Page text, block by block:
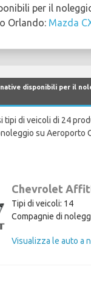
per il
Orlando: Mazda
disponibili per il
tipi di veicoli di 24
su Aeroporto
Chevrolet
Tipi di veicoli: 14
Compagnie di
Visualizza le auto a